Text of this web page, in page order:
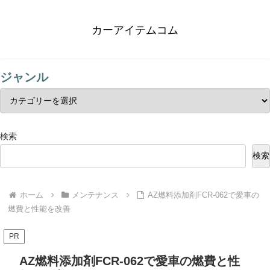
カーアイテムコム
ジャンル
検索
検索
ホーム メンテナンス
AZ燃料添加剤FCR-062で愛車の
燃費と性能を改善
PR
AZ燃料添加剤FCR-062で愛車の燃費と性